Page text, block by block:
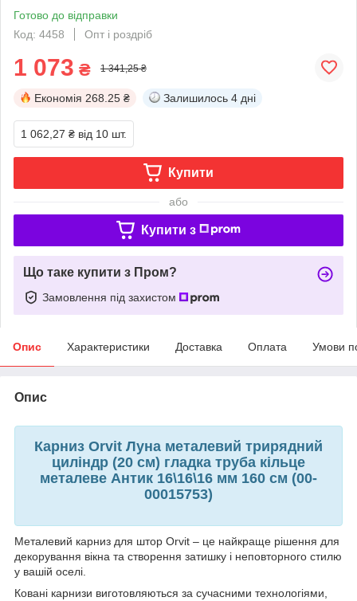
Готово до відправки
Код: 4458
Опт і роздріб
1 073 ₴ 1 341,25 ₴
Економія 268.25 ₴ Залишилось 4 дні
1 062,27 ₴ від 10 шт.
Купити
або
Купити з
Що таке купити з Пром?
Замовлення під захистом
Опис Характеристики Доставка Оплата Умови
Опис
Карниз Orvit Луна металевий трирядний
циліндр (20 см) гладка труба кільце
металеве Антик 16\16\16 мм 160 см (00-
00015753)
Металевий карниз для штор Orvit – це найкраще рішення для
декорування вікна та створення затишку і неповторного стилю
у вашій оселі.
Ковані карнизи виготовляються за сучасними технологіями,